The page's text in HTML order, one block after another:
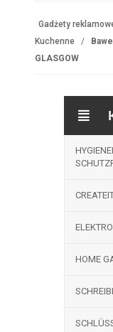
Gadżety
Kuchenne
GLASGOW
HOME